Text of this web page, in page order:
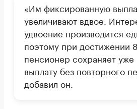
«Им фиксированную
увеличивают вдвое.
удвоение производится
поэтому при достижении
пенсионер сохраняет
выплату без повторного
добавил он.